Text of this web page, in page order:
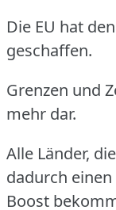
Die EU hat
geschaffen.
Grenzen und
mehr dar.
Alle Länder,
dadurch
Boost